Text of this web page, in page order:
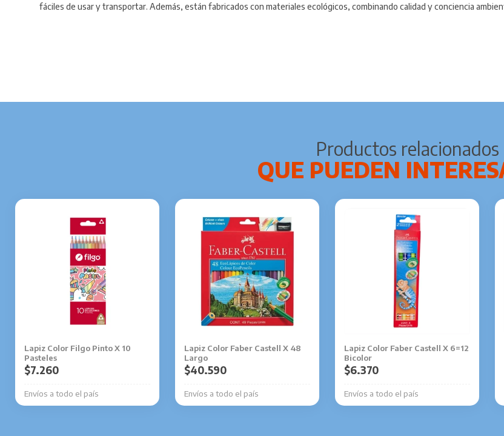
fáciles de usar y transportar. Además, están fabricados con materiales ecológicos, combinando calidad y conciencia
Productos relacionados
Lapiz Color Filgo Pinto X 10
Pasteles
Envíos a todo el país
$7.260
Lapiz Color Faber Castell X 48
Largo
Envíos a todo el país
$40.590
Lapiz Color Faber Castell X 6=12
Bicolor
Envíos a todo el país
$6.370